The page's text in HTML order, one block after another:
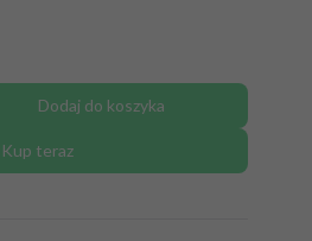
Dodaj do koszyka
Kup teraz